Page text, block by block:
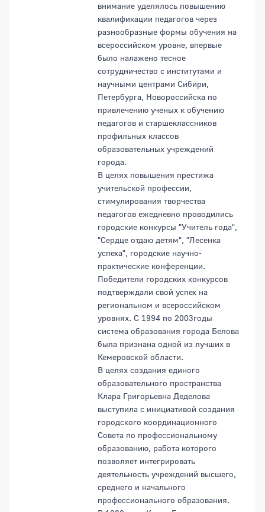
внимание уделялось повышению
квалификации педагогов через
разнообразные формы обучения на
всероссийском уровне, впервые
было налажено тесное
сотрудничество с институтами и
научными центрами Сибири,
Петербурга, Новороссийска по
привлечению ученых к обучению
педагогов и старшеклассников
профильных классов
образовательных учреждений
города.
В целях повышения престижа
учительской профессии,
стимулирования творчества
педагогов ежедневно проводились
городские конкурсы "Учитель года",
"Сердце отдаю детям", "Лесенка
успеха", городские научно-
практические конференции.
Победители городских конкурсов
подтверждали свой успех на
региональном и всероссийском
уровнях. С 1994 по 2003годы
система образования города Белова
была признана одной из лучших в
Кемеровской области.
В целях создания единого
образовательного пространства
Клара Григорьевна Деделова
выступила с инициативой создания
городского координационного
Совета по профессиональному
образованию, работа которого
позволяет интегрировать
деятельность учреждений высшего,
среднего и начального
профессионального образования.